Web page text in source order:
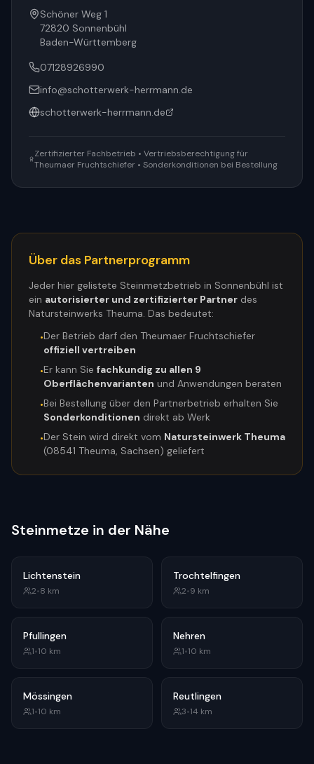
Schöner Weg 1
72820 Sonnenbühl
Baden-Württemberg
07128926990
info@schotterwerk-herrmann.de
schotterwerk-herrmann.de
Zertifizierter Fachbetrieb • Vertriebsberechtigung für
Theumaer Fruchtschiefer • Sonderkonditionen bei Bestellung
Über das Partnerprogramm
Jeder hier gelistete Steinmetzbetrieb in Sonnenbühl ist
ein autorisierter und zertifizierter Partner des
Natursteinwerks Theuma. Das bedeutet:
•Der Betrieb darf den Theumaer Fruchtschiefer
offiziell vertreiben
•Er kann Sie fachkundig zu allen 9
Oberflächenvarianten und Anwendungen beraten
•Bei Bestellung über den Partnerbetrieb erhalten Sie
Sonderkonditionen direkt ab Werk
•Der Stein wird direkt vom Natursteinwerk Theuma
(08541 Theuma, Sachsen) geliefert
Steinmetze in der Nähe
Lichtenstein
2•8 km
Trochtelfingen
2•9 km
Pfullingen
1•10 km
Nehren
1•10 km
Mössingen
1•10 km
Reutlingen
3•14 km